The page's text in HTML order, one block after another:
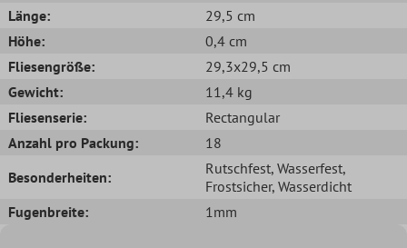
Länge:
29,5 cm
Höhe:
0,4 cm
Fliesengröße:
29,3x29,5 cm
Gewicht:
11,4 kg
Fliesenserie:
Rectangular
Anzahl pro Packung:
18
Besonderheiten:
Rutschfest, Wasserfest,
Frostsicher, Wasserdicht
Fugenbreite:
1mm